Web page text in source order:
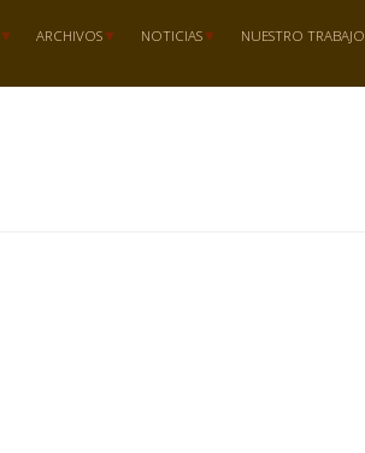
ARCHIVOS NOTICIAS NUESTRO TRABAJO